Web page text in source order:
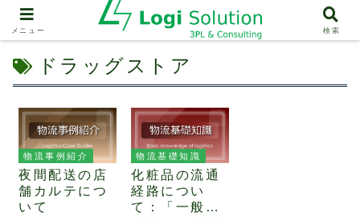
ドラッグストア
物流事例紹介
夜間配送の店
舗カルテにつ
いて
物流基礎知識
化粧品の流通
経路につい
て：「一般化
メニュー 検索